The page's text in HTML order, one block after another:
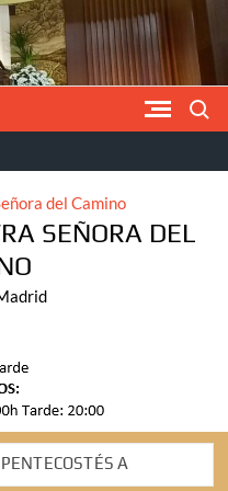
SEÑORA DEL
PENTECOSTÉS A